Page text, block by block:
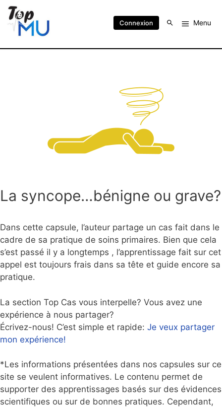
Connexion Menu
La syncope…bénigne ou grave?
Dans cette capsule, l’auteur partage un cas fait dans le
cadre de sa pratique de soins primaires. Bien que cela
s’est passé il y a longtemps , l’apprentissage fait sur cet
appel est toujours frais dans sa tête et guide encore sa
pratique.
La section Top Cas vous interpelle? Vous avez une
expérience à nous partager?
Écrivez-nous! C’est simple et rapide: Je veux partager
mon expérience!
*Les informations présentées dans nos capsules sur ce
site se veulent informatives. Le contenu permet de
supporter des apprentissages basés sur des évidences
scientifiques ou sur de bonnes pratiques. Cependant,